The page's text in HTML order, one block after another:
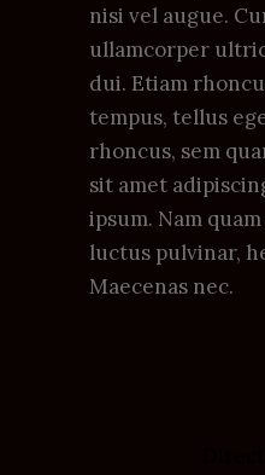
nisi vel augue.
ullamcorper
dui. Etiam
tempus, tellus
rhoncus, sem
sit amet
ipsum. Nam
luctus pulvinar,
Maecenas nec.